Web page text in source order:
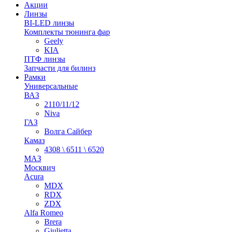
Акции
Линзы
BI-LED линзы
Комплекты тюнинга фар
Geely
KIA
ПТФ линзы
Запчасти для билинз
Рамки
Универсальные
ВАЗ
2110/11/12
Niva
ГАЗ
Волга Сайбер
Камаз
4308 \ 6511 \ 6520
МАЗ
Москвич
Acura
MDX
RDX
ZDX
Alfa Romeo
Brera